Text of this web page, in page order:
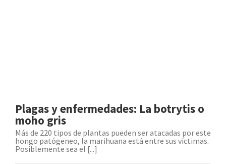
Plagas y enfermedades: La botrytis o
moho gris
Más de 220 tipos de plantas pueden ser atacadas por este
hongo patógeneo, la marihuana está entre sus víctimas.
Posiblemente sea el [...]